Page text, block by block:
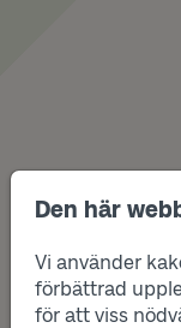
Den här
Vi använder
förbättrad
för att viss